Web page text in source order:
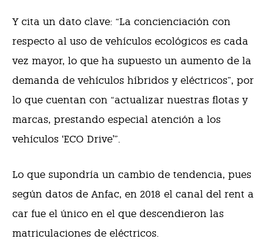
Y cita un dato clave: “La concienciación con
respecto al uso de vehículos ecológicos es cada
vez mayor, lo que ha supuesto un aumento de la
demanda de vehículos híbridos y eléctricos”, por
lo que cuentan con “actualizar nuestras flotas y
marcas, prestando especial atención a los
vehículos ‘ECO Drive’”.
Lo que supondría un cambio de tendencia, pues
según datos de Anfac, en 2018 el canal del rent a
car fue el único en el que descendieron las
matriculaciones de eléctricos.